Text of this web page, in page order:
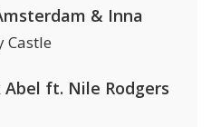
& Inna
Castle
Abel ft. Nile Rodgers